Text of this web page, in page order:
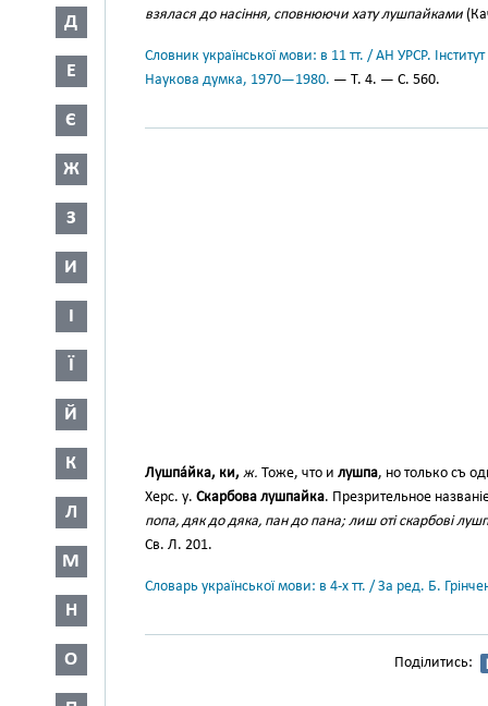
Д
Е
Є
Ж
З
И
І
Ї
Й
К
Л
М
Н
О
взялася до насіння, сповнюючи хату лушпайками
Словник української мови: в 11 тт. / АН УРСР.
Наукова думка, 1970—1980. — Т. 4. — С. 560.
Лушпа́йка, ки, ж. Тоже, что и лушпа, но только съ
Херс. у. Скарбова лушпайка. Презрительное
попа, дяк до дяка, пан до пана; лиш оті скарбові
Св. Л. 201.
Словарь української мови: в 4-х тт. / За ред. Б.
Поділитись: